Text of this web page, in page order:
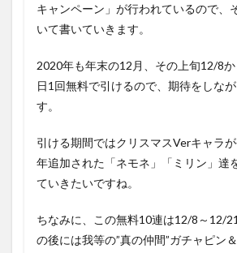
キャンペーン」が行われているので、
いて書いていきます。
2020年も年末の12月、その上旬12/8
日1回無料で引けるので、期待をしな
す。
引ける期間ではクリスマスVerキャラ
年追加された「ネモネ」「ミリン」達
ていきたいですね。
ちなみに、この無料10連は12/8～12/
の後には我等の”真の仲間”ガチャピン